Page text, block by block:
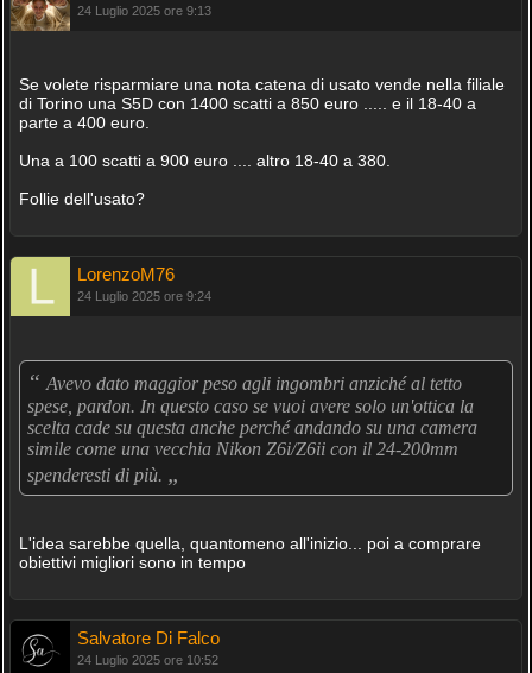
24 Luglio 2025 ore 9:13
Se volete risparmiare una nota catena di usato vende nella filiale
di Torino una S5D con 1400 scatti a 850 euro ..... e il 18-40 a
parte a 400 euro.
Una a 100 scatti a 900 euro .... altro 18-40 a 380.
Follie dell'usato?
LorenzoM76
24 Luglio 2025 ore 9:24
“ Avevo dato maggior peso agli ingombri anziché al tetto
spese, pardon. In questo caso se vuoi avere solo un'ottica la
scelta cade su questa anche perché andando su una camera
simile come una vecchia Nikon Z6i/Z6ii con il 24-200mm
spenderesti di più. „
L'idea sarebbe quella, quantomeno all'inizio... poi a comprare
obiettivi migliori sono in tempo
Salvatore Di Falco
24 Luglio 2025 ore 10:52